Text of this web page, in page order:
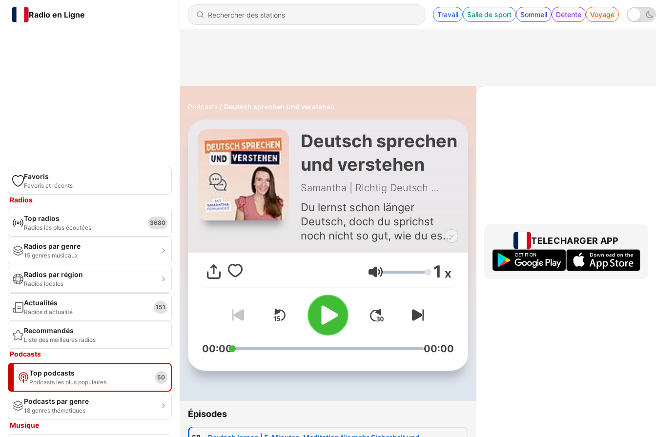
Radio en Ligne Travail Salle de sport Sommeil Détente Voyage
Favoris
Favoris et récents
Radios
Top radios
Radios les plus écoutées
3680
Radios par genre
15 genres musicaux
Radios par région
Radios locales
Actualités
Radios d'actualité
151
Recommandés
Liste des meilleures radios
Podcasts
Top podcasts
Podcasts les plus populaires
50
Podcasts par genre
18 genres thématiques
Musique
Podcasts Deutsch sprechen und verstehen
Deutsch sprechen
und verstehen
Samantha | Richtig Deutsch sprechen
Du lernst schon länger
Deutsch, doch du sprichst
noch nicht so gut, wie du es
dir wünschst? Du wirst
manchmal nicht verstanden
gesagt? Oder Woher kommst
du? Vielleicht, weil du zu
langsam, zu schnell, mit
Akzent, nicht so klar, flüssig
oder unsicher sprichst. Genau
Mein Name ist Samantha, ich
arbeite seit über 15 Jahren als
Volume 1 x
00:00 00:00
Épisodes
TELECHARGER APP